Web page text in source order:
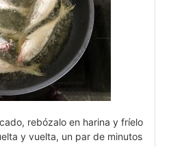
rebózalo en harina y fríelo
y vuelta, un par de minutos